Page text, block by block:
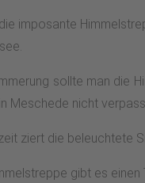
imposante
sollte man die
Meschede nicht
ziert die beleuchtete
gibt es einen